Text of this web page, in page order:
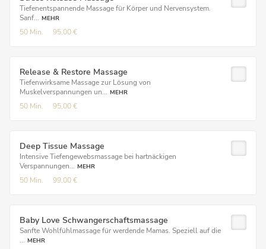
Tiefenentspannende Massage für Körper und Nervensystem.
Sanf... MEHR
50 Min. 95,00 €
Release & Restore Massage
Tiefenwirksame Massage zur Lösung von
Muskelverspannungen un... MEHR
50 Min. 95,00 €
Deep Tissue Massage
Intensive Tiefengewebsmassage bei hartnäckigen
Verspannungen... MEHR
50 Min. 99,00 €
Baby Love Schwangerschaftsmassage
Sanfte Wohlfühlmassage für werdende Mamas. Speziell auf die
... MEHR